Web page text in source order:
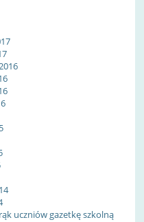
uczniów gazetkę szkolną